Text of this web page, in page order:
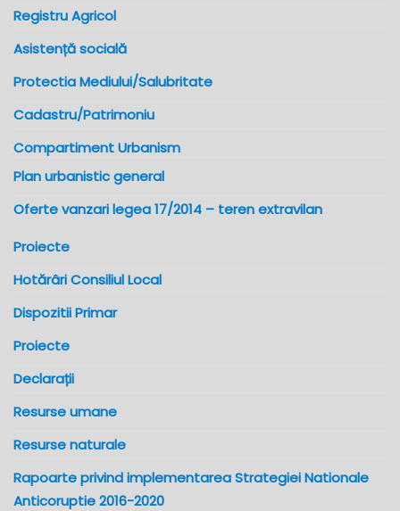
Registru Agricol
Asistență socială
Protectia Mediului/Salubritate
Cadastru/Patrimoniu
Compartiment Urbanism
Plan urbanistic general
Oferte vanzari legea 17/2014 – teren extravilan
Proiecte
Hotărâri Consiliul Local
Dispozitii Primar
Proiecte
Declarații
Resurse umane
Resurse naturale
Rapoarte privind implementarea Strategiei Nationale
Anticoruptie 2016-2020